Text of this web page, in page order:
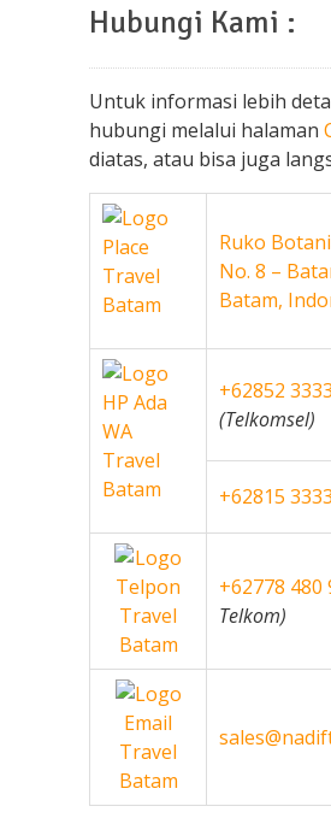
Hubungi Kami :
Untuk informasi lebih
hubungi melalui halaman
diatas, atau bisa juga
Ruko
No. 8 –
Batam,
+62852
(Telkomsel)
+62815
+62778 480
Telkom)